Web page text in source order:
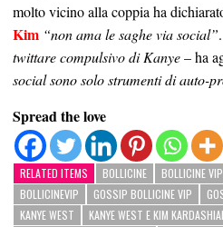
molto vicino alla coppia ha
Kim “non ama le saghe via social”.
twittare compulsivo di Kanye– ha
social sono solo strumenti di auto-
Spread the love
RELATED ITEMS BOLLICINE BOLLICINE VIP
BOLLICINEVIP
GOSSIP BOLLICINE VIP
KANYE WEST
KANYE WEST E KIM